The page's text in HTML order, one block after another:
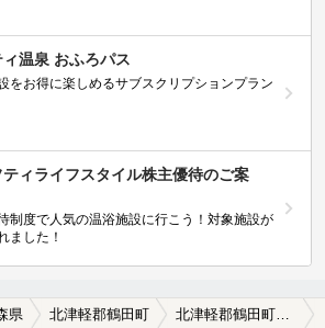
ィ温泉 おふろパス
をお得に楽しめるサブスクリプションプラン
ティライフスタイル株主優待のご案
制度で人気の温浴施設に行こう！対象施設が
ました！
県 北津軽郡鶴田町 北津軽郡鶴田町の温泉宿・温泉旅館・ホテルおすすめ(2026年版)